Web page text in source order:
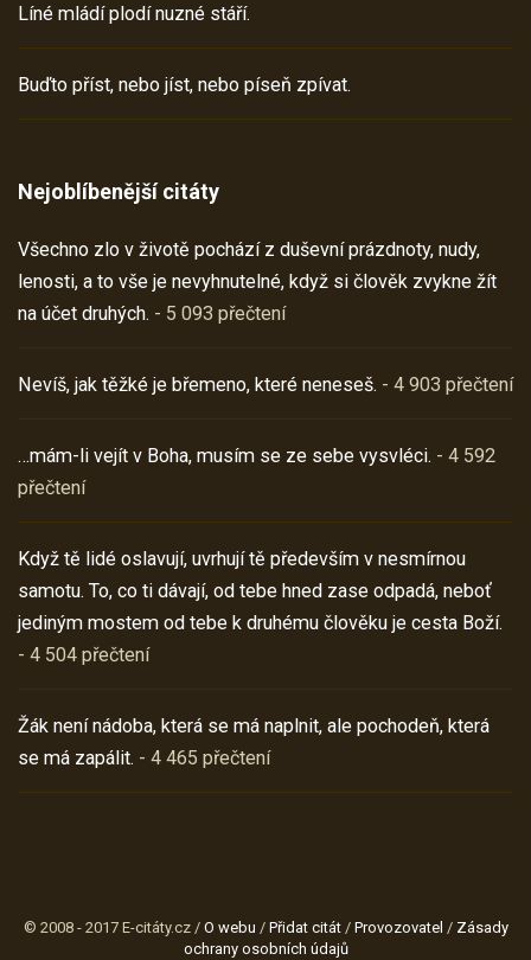
Líné mládí plodí nuzné stáří.
Buďto příst, nebo jíst, nebo píseň zpívat.
Nejoblíbenější citáty
Všechno zlo v životě pochází z duševní prázdnoty, nudy,
lenosti, a to vše je nevyhnutelné, když si člověk zvykne žít
na účet druhých. - 5 093 přečtení
Nevíš, jak těžké je břemeno, které neneseš. - 4 903 přečtení
…mám-li vejít v Boha, musím se ze sebe vysvléci. - 4 592
přečtení
Když tě lidé oslavují, uvrhují tě především v nesmírnou
samotu. To, co ti dávají, od tebe hned zase odpadá, neboť
jediným mostem od tebe k druhému člověku je cesta Boží.
- 4 504 přečtení
Žák není nádoba, která se má naplnit, ale pochodeň, která
se má zapálit. - 4 465 přečtení
© 2008 - 2017 E-citáty.cz / O webu / Přidat citát/ Provozovatel / Zásady
ochrany osobních údajů